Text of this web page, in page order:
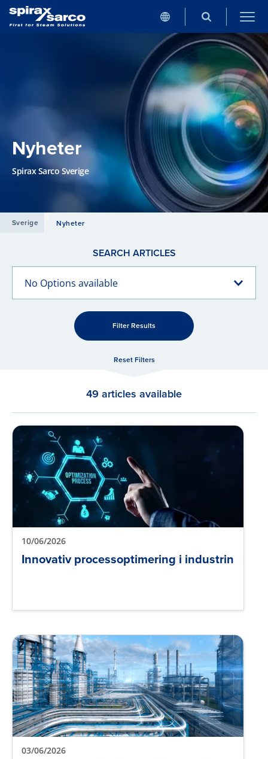
Nyheter
Spirax Sarco Sverige
Sverige Nyheter
SEARCH ARTICLES
No Options available
Filter Results
Reset Filters
49 articles available
10/06/2026
Innovativ processoptimering i industrin
03/06/2026